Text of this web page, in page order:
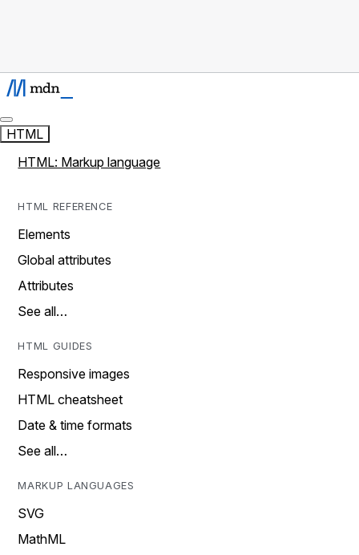
HTML
HTML: Markup language
HTML REFERENCE
Elements
Global attributes
Attributes
See all…
HTML GUIDES
Responsive images
HTML cheatsheet
Date & time formats
See all…
MARKUP LANGUAGES
SVG
MathML